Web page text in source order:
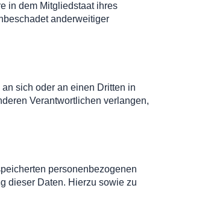
in dem Mitgliedstaat ihres
anderweitiger
sich oder an einen Dritten in
Verantwortlichen verlangen,
personenbezogenen
dieser Daten. Hierzu sowie zu